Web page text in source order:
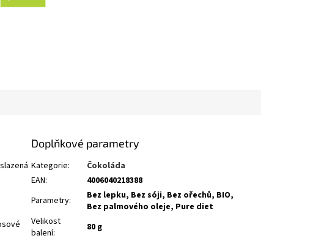
Doplňkové parametry
Kategorie:
Čokoláda
EAN:
4006040218388
Parametry:
Bez lepku, Bez sóji, Bez ořechů, BIO,
Bez palmového oleje, Pure diet
Velikost
balení:
80 g